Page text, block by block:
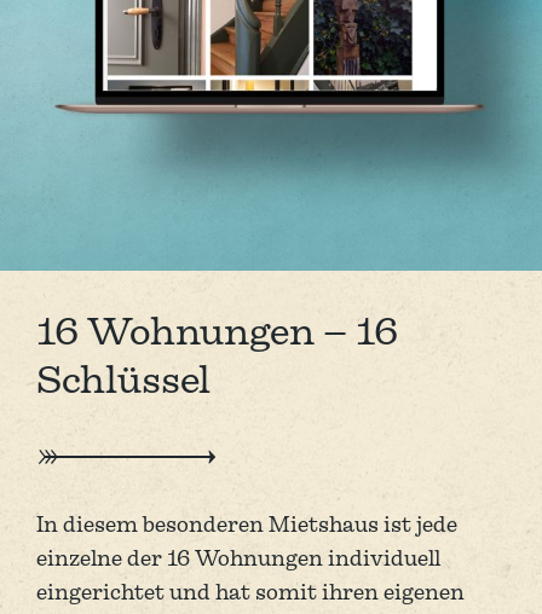
16 Wohnungen – 16
Schlüssel
In diesem besonderen Mietshaus ist jede
einzelne der 16 Wohnungen individuell
eingerichtet und hat somit ihren eigenen